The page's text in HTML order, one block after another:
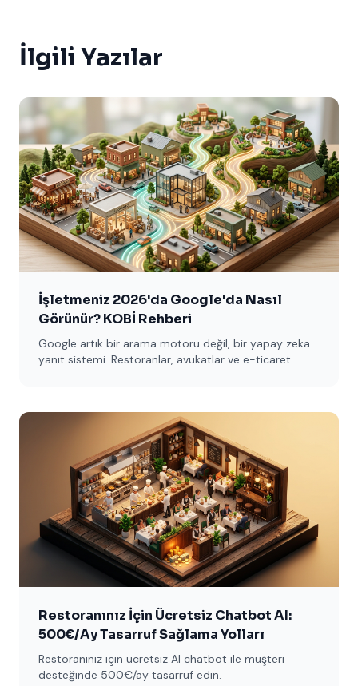
İlgili Yazılar
İşletmeniz 2026'da Google'da Nasıl
Görünür? KOBİ Rehberi
Google artık bir arama motoru değil, bir yapay zeka
yanıt sistemi. Restoranlar, avukatlar ve e-ticaret
Restoranınız İçin Ücretsiz Chatbot AI:
500€/Ay Tasarruf Sağlama Yolları
Restoranınız için ücretsiz AI chatbot ile müşteri
desteğinde 500€/ay tasarruf edin.